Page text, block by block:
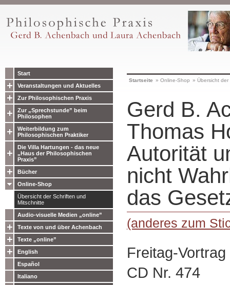
Start
Veranstaltungen und Aktuelles
Zur Philosophischen Praxis
Zur „Sprechstunde” beim
Philosophen
Weiterbildung zum
Philosophischen Praktiker
Die Villa Hartungen - das neue
„Haus der Philosophischen
Praxis”
Bücher
Online-Shop
Übersicht der Schriften und
Mitschnitte
Audio-visuelle Medien „online”
Texte von und über Achenbach
Texte „online”
English
Español
Italiano
Startseite » Online-Shop » Übersicht
Gerd B.
Thomas
Autorität
nicht
das
(anderes zum
Freitag-
CD Nr. 474